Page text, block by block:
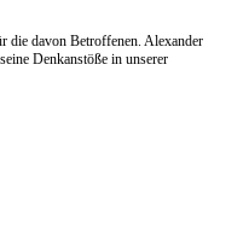
die davon Betroffenen. Alexander
Denkanstöße in unserer